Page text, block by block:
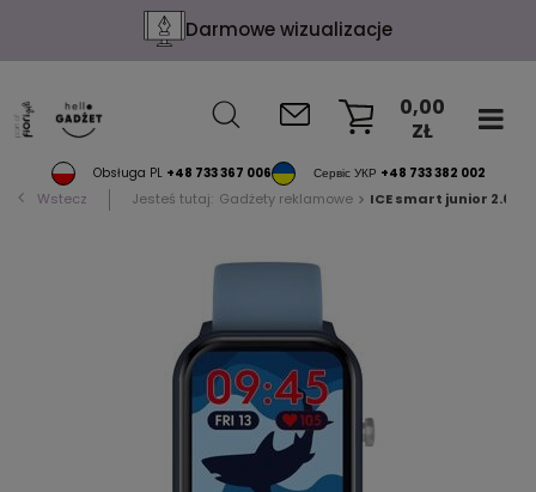
Darmowe wizualizacje
Obsługa PL +48 733 367 006 Сервіс УКР +48 733 382 002
0,00
ZŁ
Wstecz Jesteś tutaj: Gadżety reklamowe ICE smart junior 2.0-